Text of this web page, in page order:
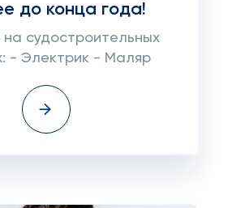
до конца года!
на судостроительных
- Электрик - Маляр